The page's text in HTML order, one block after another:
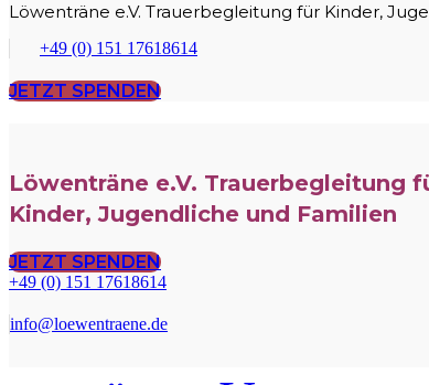
Löwenträne e.V. Trauerbegleitung für Kinder,
+49 (0) 151 17618614
JETZT SPENDEN
Löwenträne e.V. Trauerbegleitung
Kinder, Jugendliche und Familien
JETZT SPENDEN
+49 (0) 151 17618614
info@loewentraene.de